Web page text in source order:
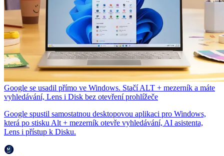
Google se usadil přímo ve Windows. Stačí ALT + mezerník a máte
vyhledávání, Lens i Disk bez otevření prohlížeče
Google spustil samostatnou desktopovou aplikaci pro Windows,
která po stisku Alt + mezerník otevře vyhledávání, AI asistenta,
Lens i přístup k Disku.